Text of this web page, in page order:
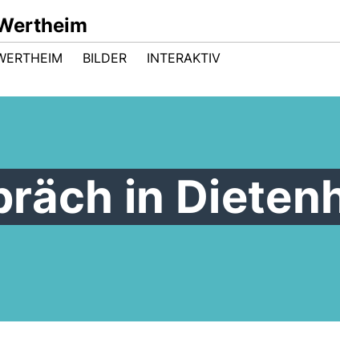
BILDER INTERAKTIV
in